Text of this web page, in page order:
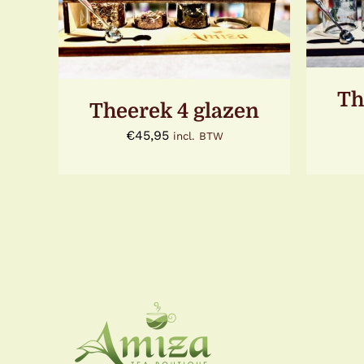
Theerek 4 glazen
€45,95 incl. BTW